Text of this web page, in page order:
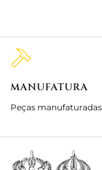
MANUFATURA
Peças